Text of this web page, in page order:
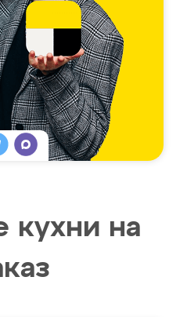
кухни на